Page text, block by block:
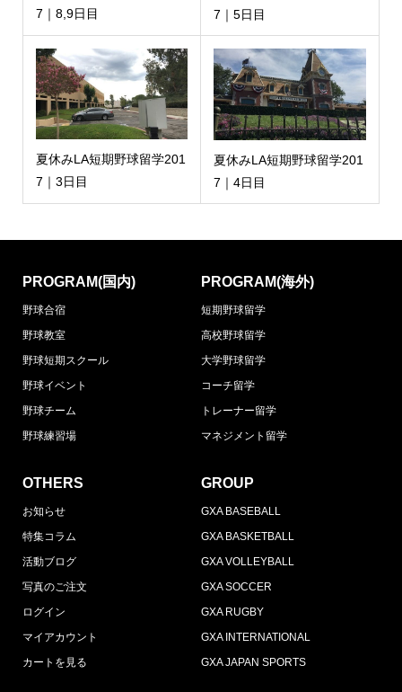
7｜8,9日目
7｜5日目
夏休みLA短期野球留学201
7｜3日目
夏休みLA短期野球留学201
7｜4日目
PROGRAM(国内)
野球合宿
野球教室
野球短期スクール
野球イベント
野球チーム
野球練習場
PROGRAM(海外)
短期野球留学
高校野球留学
大学野球留学
コーチ留学
トレーナー留学
マネジメント留学
OTHERS
お知らせ
特集コラム
活動ブログ
写真のご注文
ログイン
マイアカウント
カートを見る
GROUP
GXA BASEBALL
GXA BASKETBALL
GXA VOLLEYBALL
GXA SOCCER
GXA RUGBY
GXA INTERNATIONAL
GXA JAPAN SPORTS